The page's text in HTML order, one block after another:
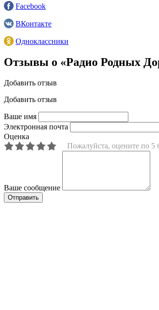
Facebook
ВКонтакте
Одноклассники
Отзывы о «Радио Родных
Добавить отзыв
Добавить отзыв
Ваше имя
Электронная почта
Оценка
Пожалуйста, оцените по 5
Ваше сообщение